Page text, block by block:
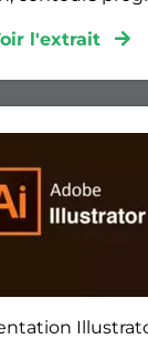
l'extrait